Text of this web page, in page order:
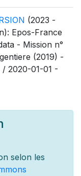
(2023 -
Epos-France
- Mission n°
(2019) -
2020-01-01 -
selon les